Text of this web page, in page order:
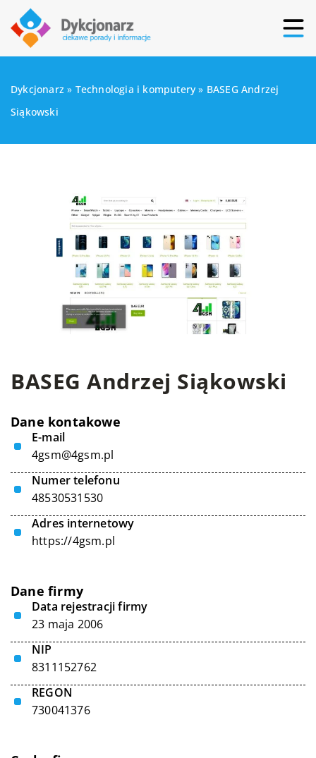
Dykcjonarz » Technologia i komputery » BASEG Andrzej
Siąkowski
BASEG Andrzej Siąkowski
Dane kontakowe
E-mail
4gsm@4gsm.pl
Numer telefonu
48530531530
Adres internetowy
https://4gsm.pl
Dane firmy
Data rejestracji firmy
23 maja 2006
NIP
8311152762
REGON
730041376